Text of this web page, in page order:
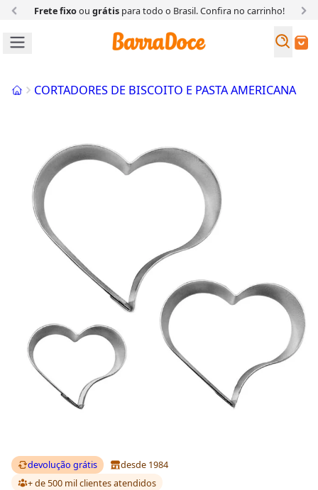
Frete fixoou grátispara todo o Brasil. Confira no carrinho!
Buscar
InícioCORTADORES DE BISCOITO E PASTA AMERICANA
devolução grátis
desde 1984
+ de 500 mil clientesatendidos